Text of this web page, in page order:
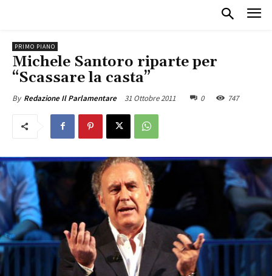
PRIMO PIANO
Michele Santoro riparte per
“Scassare la casta”
By Redazione Il Parlamentare 31 Ottobre 2011 0 747